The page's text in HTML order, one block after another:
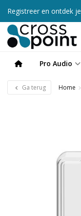
Registreer en ontdek
Pro Audio
Ga terug Home